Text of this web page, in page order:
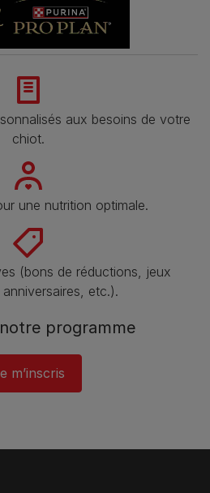
aux besoins de votre
chiot.
une nutrition optimale.
(bons de réductions, jeux
etc.).
programme​
m’inscris